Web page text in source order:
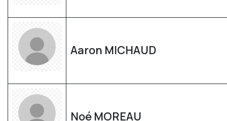
Aaron MICHAUD
Noé MOREAU